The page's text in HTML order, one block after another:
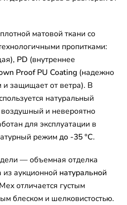
матовой ткани со
пропитками:
PD (внутреннее
Proof PU Coating (надежно
и защищает от ветра). В
натуральный
и невероятно
для эксплуатации в
режимдо -35 °C.
— объемная отделка
из аукционной натуральной
отличается густым
блеском и шелковистостью.